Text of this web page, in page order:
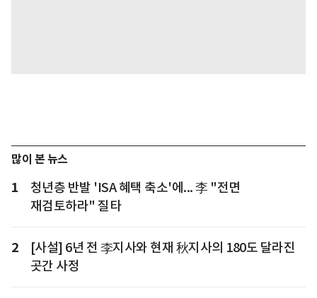
많이 본 뉴스
1
청년층 반발 'ISA 혜택 축소'에... 李 "전면
재검토하라" 질타
2
[사설] 6년 전 李지사와 현재 秋지사의 180도 달라진
곳간 사정